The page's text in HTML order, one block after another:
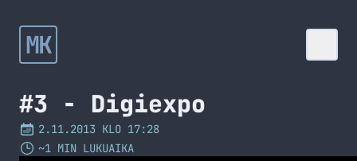
MK
#3 - Digiexpo
2.11.2013 KLO 17:28
~1 MIN LUKUAIKA